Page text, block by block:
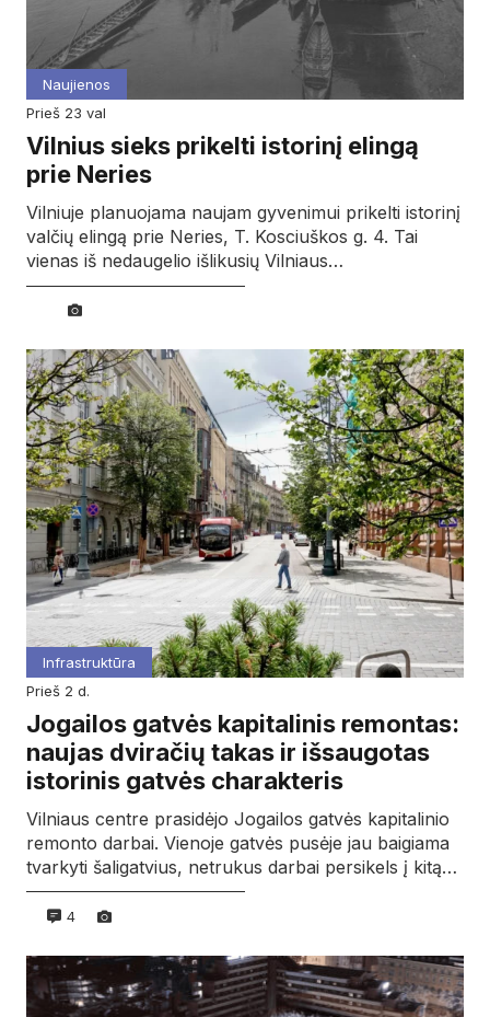
Naujienos
prieš 23 val
Vilnius sieks prikelti istorinį elingą
prie Neries
Vilniuje planuojama naujam gyvenimui prikelti istorinį
valčių elingą prie Neries, T. Kosciuškos g. 4. Tai
vienas iš nedaugelio išlikusių Vilniaus…
Infrastruktūra
prieš 2 d.
Jogailos gatvės kapitalinis remontas:
naujas dviračių takas ir išsaugotas
istorinis gatvės charakteris
Vilniaus centre prasidėjo Jogailos gatvės kapitalinio
remonto darbai. Vienoje gatvės pusėje jau baigiama
tvarkyti šaligatvius, netrukus darbai persikels į kitą…
4